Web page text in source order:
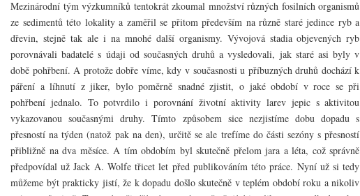
Mezinárodní tým výzkumníků tentokrát zkoumal množství různých fosilních organismů
ze sedimentů této lokality a zaměřil se přitom především na různě staré jedince ryb a
dřevin, stejně tak ale i na mnohé další organismy. Vývojová stadia objevených ryb
porovnávali badatelé s údaji od současných druhů a vysledovali, jak staré asi byly v
době pohřbení. A protože dobře víme, kdy v současnosti u příbuzných druhů dochází k
páření a líhnutí z jiker, bylo poměrně snadné zjistit, o jaké období v roce se při
pohřbení jednalo. To potvrdilo i porovnání životní aktivity larev jepic s aktivitou
vykazovanou současnými druhy. Tímto způsobem sice nezjistíme dobu dopadu s
přesností na týden (natož pak na den), určitě se ale trefíme do části sezóny s přesností
přibližně na dva měsíce. A tím obdobím byl skutečně přelom jara a léta, což správně
předpovídal už Jack A. Wolfe třicet let před publikováním této práce. Nyní už si tedy
můžeme být prakticky jistí, že k dopadu došlo skutečně v teplém období roku a nikoliv